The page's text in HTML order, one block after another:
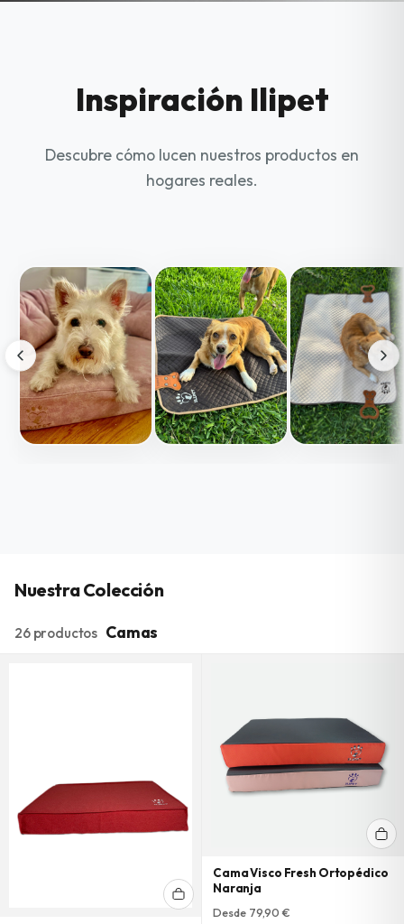
Inspiración Ilipet
Descubre cómo lucen nuestros productos en
hogares reales.
Nuestra Colección
26 productos Camas
Cama Visco Fresh Ortopédico
Naranja
Desde 79,90 €